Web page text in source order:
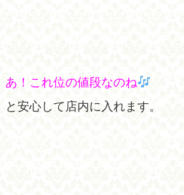
あ！これ位の値段なのね
と安心して店内に入れます。